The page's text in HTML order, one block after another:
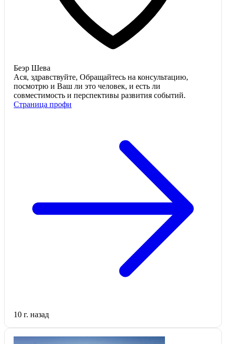
Беэр Шева
Ася, здравствуйте, Обращайтесь на консультацию,
посмотрю и Ваш ли это человек, и есть ли
совместимость и перспективы развития событий.
Страница профи
10 г. назад